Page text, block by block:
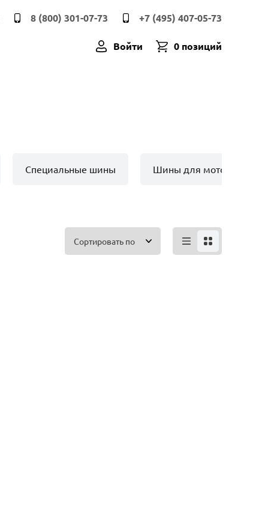
+7 (495) 407-05-73
8 (800) 301-07-73
0 позиций
Войти
Специальные шины Шины для мото
Сортировать по